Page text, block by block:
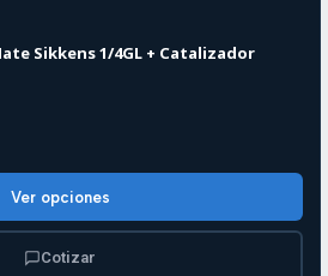
Sikkens 1/4GL + Catalizador
Ver opciones
Cotizar